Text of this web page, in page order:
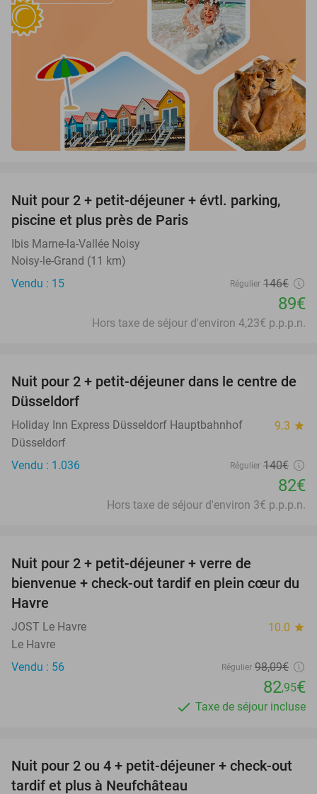
39%
Nuit pour 2 + petit-déjeuner + évtl. parking,
piscine et plus près de Paris
Ibis Marne-la-Vallée Noisy
Noisy-le-Grand (11 km)
Vendu : 15
Régulier 146€
89€
Hors taxe de séjour d'environ 4,23€ p.p.p.n.
41%
Nuit pour 2 + petit-déjeuner dans le centre de
Düsseldorf
Holiday Inn Express Düsseldorf Hauptbahnhof 9.3 star
Düsseldorf
Vendu : 1.036
Régulier 140€
82€
Hors taxe de séjour d'environ 3€ p.p.p.n.
Nuit pour 2 + petit-déjeuner + verre de
bienvenue + check-out tardif en plein cœur du
Havre
JOST Le Havre 10.0 star
Le Havre
Vendu : 56
Régulier 98,09€
82,95€
Taxe de séjour incluse
43%
Nuit pour 2 ou 4 + petit-déjeuner + check-out
tardif et plus à Neufchâteau